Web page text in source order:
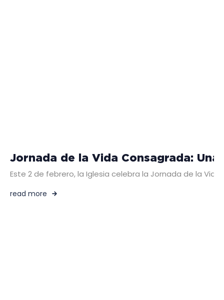
Jornada de la Vida Consagrada:
Este 2 de febrero, la Iglesia celebra la Jornada de la
read more